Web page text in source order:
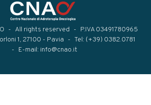
All rights reserved
P.IVA 03491780965
1, 27100 - Pavia
Tel: (+39) 0382.0781
E-mail: info@cnao.it